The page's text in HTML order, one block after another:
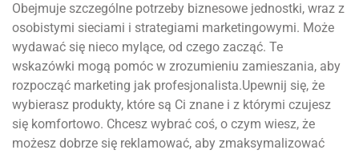
Obejmuje szczególne potrzeby biznesowe jednostki, wraz z
osobistymi sieciami i strategiami marketingowymi. Może
wydawać się nieco mylące, od czego zacząć. Te
wskazówki mogą pomóc w zrozumieniu zamieszania, aby
rozpocząć marketing jak profesjonalista.Upewnij się, że
wybierasz produkty, które są Ci znane i z którymi czujesz
się komfortowo. Chcesz wybrać coś, o czym wiesz, że
możesz dobrze się reklamować, aby zmaksymalizować